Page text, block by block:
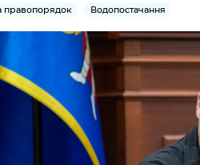
та розпорядження
розпоряджень, що
на погодженні
довідки
Лікарні
Освіта
заклади
Дороги,
парковки
правопорядок
Водопостачання